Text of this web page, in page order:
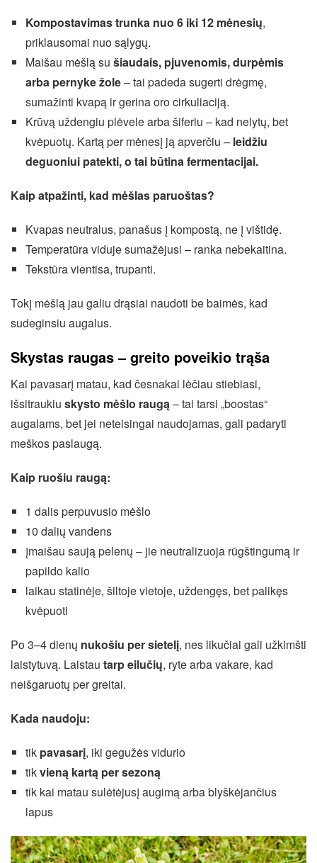
Kompostavimas trunka nuo 6 iki 12 mėnesių,
priklausomai nuo sąlygų.
Maišau mėšlą su šiaudais, pjuvenomis, durpėmis
arba pernyke žole– tai padeda sugerti drėgmę,
sumažinti kvapą ir gerina oro cirkuliaciją.
Krūvą uždengiu plėvele arba šiferiu – kad nelytų, bet
kvėpuotų. Kartą per mėnesį ją apverčiu – leidžiu
deguoniui patekti, o tai būtina fermentacijai.
Kaip atpažinti, kad mėšlas paruoštas?
Kvapas neutralus, panašus į kompostą, ne į vištidę.
Temperatūra viduje sumažėjusi – ranka nebekaitina.
Tekstūra vientisa, trupanti.
Tokį mėšlą jau galiu drąsiai naudoti be baimės, kad
sudeginsiu augalus.
Skystas raugas – greito poveikio trąša
Kai pavasarį matau, kad česnakai lėčiau stiebiasi,
išsitraukiu skysto mėšlo raugą– tai tarsi „boostas“
augalams, bet jei neteisingai naudojamas, gali padaryti
meškos paslaugą.
Kaip ruošiu raugą:
1 dalis perpuvusio mėšlo
10 dalių vandens
įmaišau saują pelenų – jie neutralizuoja rūgštingumą ir
papildo kalio
laikau statinėje, šiltoje vietoje, uždengęs, bet palikęs
kvėpuoti
Po 3–4 dienų nukošiu per sietelį, nes likučiai gali užkimšti
laistytuvą. Laistau tarp eilučių, ryte arba vakare, kad
neišgaruotų per greitai.
Kada naudoju:
tik pavasarį, iki gegužės vidurio
tikvieną kartą per sezoną
tik kai matau sulėtėjusį augimą arba blyškėjančius
lapus